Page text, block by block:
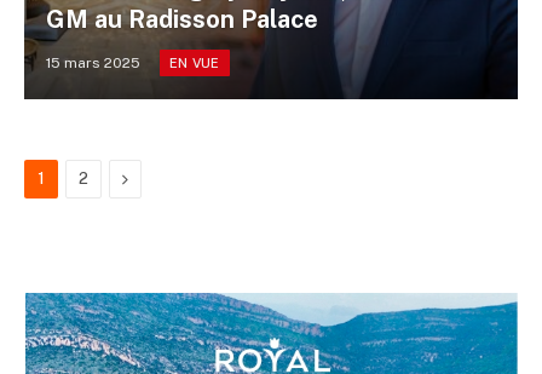
GM au Radisson Palace
15 mars 2025 EN VUE
1 2 Next